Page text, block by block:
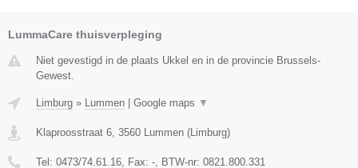
LummaCare thuisverpleging
Niet gevestigd in de plaats Ukkel en in de provincie Brussels-
Gewest.
Limburg » Lummen Google maps ▼
Klaproosstraat 6, 3560 Lummen (Limburg)
Tel: 0473/74.61.16, Fax: -, BTW-nr: 0821.800.331